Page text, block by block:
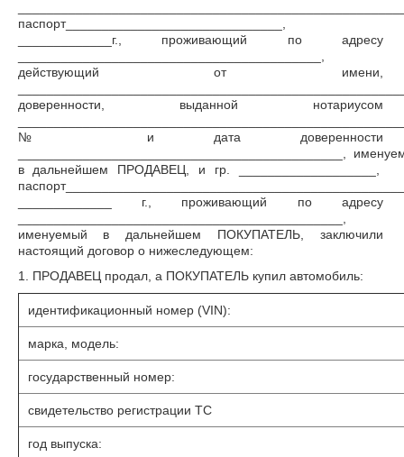
паспорт______________________________,
_____________г., проживающий по адресу
__________________________________________,
действующий от имени,
доверенности, выданной нотариусом
№ и дата доверенности
_____________________________________________,
в дальнейшем ПРОДАВЕЦ, и гр. ___________________,
_____________ г., проживающий по адресу
_____________________________________________,
именуемый в дальнейшем ПОКУПАТЕЛЬ, заключили
настоящий договор о нижеследующем:
1. ПРОДАВЕЦ продал, а ПОКУПАТЕЛЬ купил автомобиль:
идентификационный номер (VIN):
марка, модель:
государственный номер:
свидетельство регистрации ТС
год выпуска: